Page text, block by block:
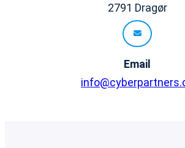
2791 Dragør
Email